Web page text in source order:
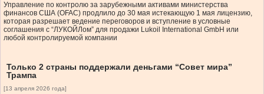
Управление по контролю за зарубежными активами министерства
финансов США (OFAC) продлило до 30 мая истекающую 1 мая лицензию,
которая разрешает ведение переговоров и вступление в условные
соглашения с “ЛУКОЙЛом” для продажи Lukoil International GmbH или
любой контролируемой компании
Только 2 страны поддержали деньгами “Совет мира”
Трампа
[13 апреля 2026 года]